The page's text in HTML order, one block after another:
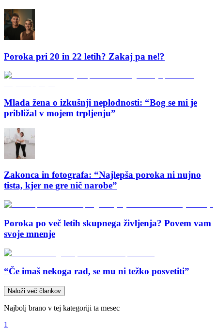
Poroka pri 20 in 22 letih? Zakaj pa ne!?
Mlada žena o izkušnji neplodnosti: “Bog se mi je
približal v mojem trpljenju”
Zakonca in fotografa: “Najlepša poroka ni nujno
tista, kjer ne gre nič narobe”
Poroka po več letih skupnega življenja? Povem vam
svoje mnenje
“Če imaš nekoga rad, se mu ni težko posvetiti”
Naloži več člankov
Najbolj brano v tej kategoriji ta mesec
1